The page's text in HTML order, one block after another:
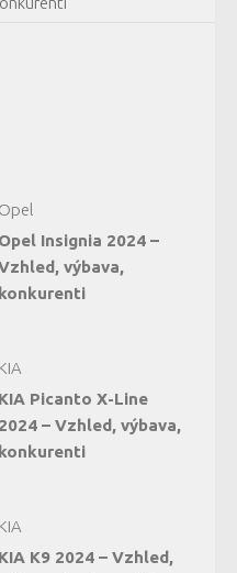
Opel
Opel Insignia 2024 –
výbava,
konkurenti
KIA
KIA Picanto X-Line
2024 – Vzhled, výbava,
konkurenti
KIA
KIA K9 2024 – Vzhled,